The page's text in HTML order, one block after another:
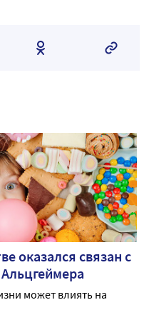
оказался связан с
может влиять на